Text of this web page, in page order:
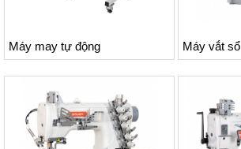
Máy may tự động Máy vắt sổ